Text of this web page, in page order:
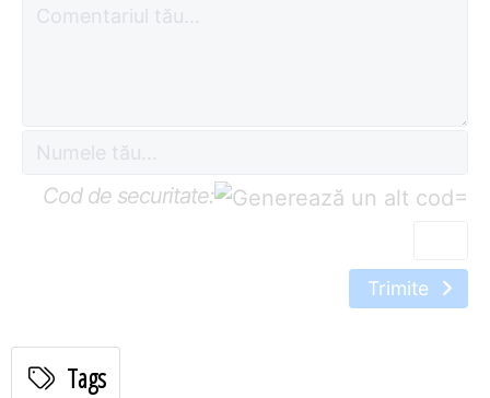
Cod de securitate: =
Trimite
Tags